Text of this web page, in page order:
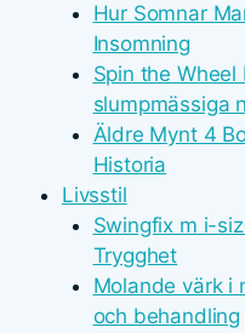
Hur Somnar
Insomning
Spin the
slumpmässiga
Äldre Mynt 4
Historia
Livsstil
Swingfix m i-
Trygghet
Molande värk i
och behandling